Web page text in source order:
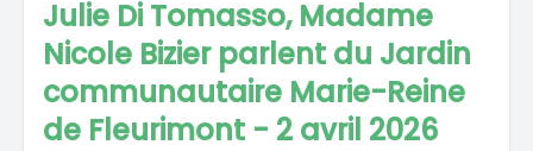
Julie Di Tomasso, Madame
Nicole Bizier parlent du Jardin
communautaire Marie-Reine
de Fleurimont - 2 avril 2026